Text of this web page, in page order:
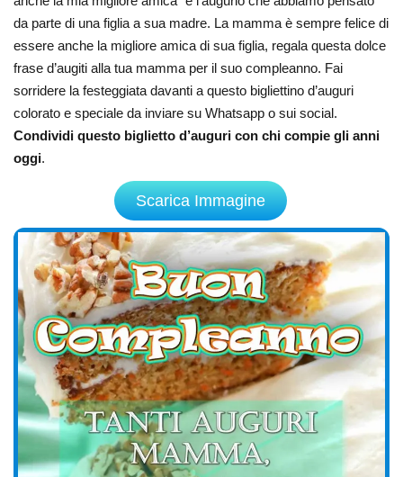
da parte di una figlia a sua madre. La mamma è sempre felice di
essere anche la migliore amica di sua figlia, regala questa dolce
frase d’augiti alla tua mamma per il suo compleanno. Fai
sorridere la festeggiata davanti a questo bigliettino d’auguri
colorato e speciale da inviare su Whatsapp o sui social.
Condividi questo biglietto d’auguri con chi compie gli anni
oggi.
Scarica Immagine